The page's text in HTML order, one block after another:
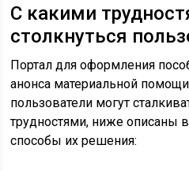
С какими
столкнуться
Портал для оформления
анонса материальной
пользователи могут
трудностями, ниже
способы их решения: